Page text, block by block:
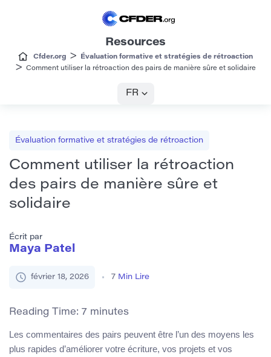
Resources
Cfder.org > Évaluation formative et stratégies de rétroaction
> Comment utiliser la rétroaction des pairs de manière sûre et solidaire
FR
Évaluation formative et stratégies de rétroaction
Comment utiliser la rétroaction
des pairs de manière sûre et
solidaire
Écrit par
Maya Patel
février 18, 2026 7 Min Lire
Reading Time: 7 minutes
Les commentaires des pairs peuvent être l’un des moyens les
plus rapides d’améliorer votre écriture, vos projets et vos